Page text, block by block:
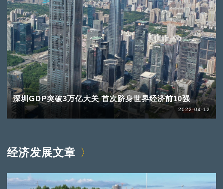
深圳GDP突破3万亿大关 首次跻身世界经济前10强
2022-04-12
经济发展文章